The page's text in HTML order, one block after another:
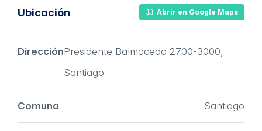
Ubicación Abrir en Google Maps
DirecciónPresidente Balmaceda 2700-3000,
Santiago
Comuna Santiago